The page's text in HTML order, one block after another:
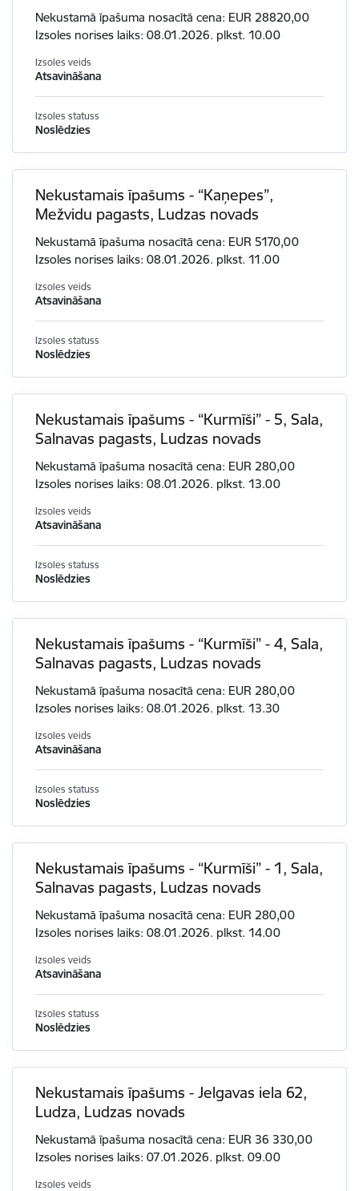
Nekustamā īpašuma nosacītā cena: EUR 28820,00
Izsoles norises laiks: 08.01.2026. plkst. 10.00
Izsoles veids
Atsavināšana
Izsoles statuss
Noslēdzies
Nekustamais īpašums - “Kaņepes”,
Mežvidu pagasts, Ludzas novads
Nekustamā īpašuma nosacītā cena: EUR 5170,00
Izsoles norises laiks: 08.01.2026. plkst. 11.00
Izsoles veids
Atsavināšana
Izsoles statuss
Noslēdzies
Nekustamais īpašums - “Kurmīši” - 5, Sala,
Salnavas pagasts, Ludzas novads
Nekustamā īpašuma nosacītā cena: EUR 280,00
Izsoles norises laiks: 08.01.2026. plkst. 13.00
Izsoles veids
Atsavināšana
Izsoles statuss
Noslēdzies
Nekustamais īpašums - “Kurmīši” - 4, Sala,
Salnavas pagasts, Ludzas novads
Nekustamā īpašuma nosacītā cena: EUR 280,00
Izsoles norises laiks: 08.01.2026. plkst. 13.30
Izsoles veids
Atsavināšana
Izsoles statuss
Noslēdzies
Nekustamais īpašums - “Kurmīši” - 1, Sala,
Salnavas pagasts, Ludzas novads
Nekustamā īpašuma nosacītā cena: EUR 280,00
Izsoles norises laiks: 08.01.2026. plkst. 14.00
Izsoles veids
Atsavināšana
Izsoles statuss
Noslēdzies
Nekustamais īpašums - Jelgavas iela 62,
Ludza, Ludzas novads
Nekustamā īpašuma nosacītā cena: EUR 36 330,00
Izsoles norises laiks: 07.01.2026. plkst. 09.00
Izsoles veids